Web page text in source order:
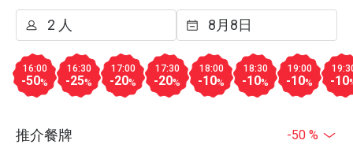
16:00
-50%
16:30
-25%
17:00
-20%
17:30
-20%
18:00
-10%
18:30
-10%
19:00
-10% -10
推介餐牌 -50 %